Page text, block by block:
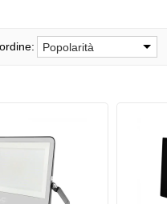
ordine: Popolarità